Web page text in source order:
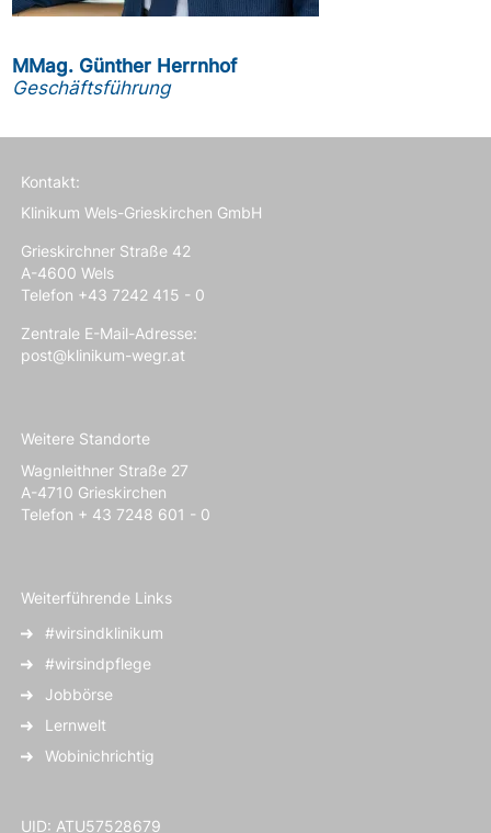
MMag. Günther Herrnhof
Geschäftsführung
Kontakt:
Klinikum Wels-Grieskirchen GmbH
Grieskirchner Straße 42
A-4600 Wels
Telefon +43 7242 415 - 0
Zentrale E-Mail-Adresse:
post@klinikum-wegr.at
Weitere Standorte
Wagnleithner Straße 27
A-4710 Grieskirchen
Telefon + 43 7248 601 - 0
Weiterführende Links
#wirsindklinikum
#wirsindpflege
Jobbörse
Lernwelt
Wobinichrichtig
UID: ATU57528679